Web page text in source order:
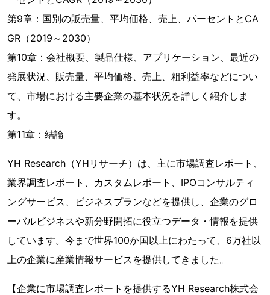
第9章：国別の販売量、平均価格、売上、パーセントとCA
GR（2019～2030）
第10章：会社概要、製品仕様、アプリケーション、最近の
発展状況、販売量、平均価格、売上、粗利益率などについ
て、市場における主要企業の基本状況を詳しく紹介しま
す。
第11章：結論
YH Research（YHリサーチ）は、主に市場調査レポート、
業界調査レポート、カスタムレポート、IPOコンサルティ
ングサービス、ビジネスプランなどを提供し、企業のグロ
ーバルビジネスや新分野開拓に役立つデータ・情報を提供
しています。今まで世界100か国以上にわたって、6万社以
上の企業に産業情報サービスを提供してきました。
【企業に市場調査レポートを提供するYH Research株式会